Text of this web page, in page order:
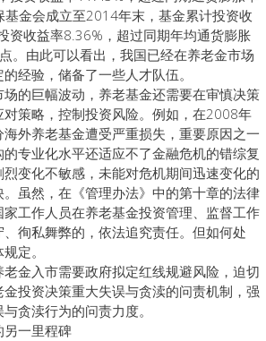
金会成立至2014年末，基金累计投资收
资收益率8.36%，超过同期年均通货膨胀
。由此可以看出，我国已经在养老金市场
经验，储备了一些人才队伍。
的巨幅波动，养老基金还需要在审慎决策
策略，控制投资风险。例如，在2008年
外养老基金遭受严重损失，重要原因之一
专业化水平还适应不了金融危机的错综复
变化不敏感，未能对危机期间迅速变化的
虽然，在《管理办法》中的第十章的法律
工作人员在养老基金投资管理、监督工作
徇私舞弊的，依法追究责任。但如何处
定。
金入市需要政府拟定红线规避风险，迫切
投资决策重大失误与贪渎的问责机制，强
贪渎行为的问责力度。
另一里程碑